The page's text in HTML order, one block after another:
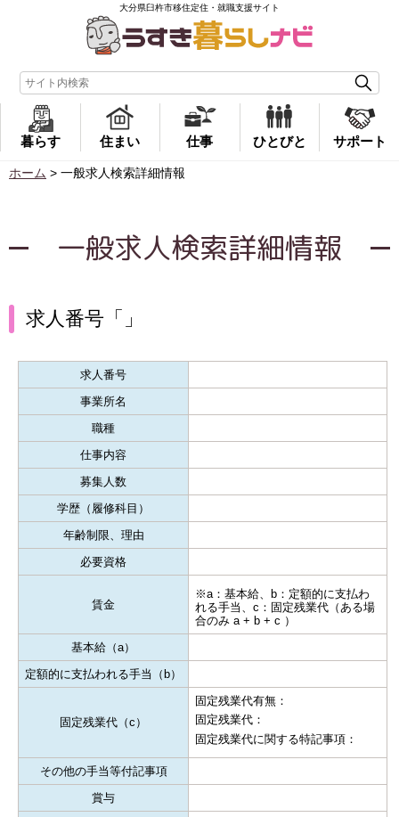
大分県臼杵市移住定住・就職支援サイト
暮らす 住まい 仕事 ひとびと サポート
ホーム > 一般求人検索詳細情報
一般求人検索詳細情報
求人番号「」
求人番号
事業所名
職種
仕事内容
募集人数
学歴（履修科目）
年齢制限、理由
必要資格
賃金
※a：基本給、b：定額的に支払わ
れる手当、c：固定残業代（ある場
合のみ a + b + c ）
基本給（a）
定額的に支払われる手当（b）
固定残業代（c）
固定残業代有無：
固定残業代：
固定残業代に関する特記事項：
その他の手当等付記事項
賞与